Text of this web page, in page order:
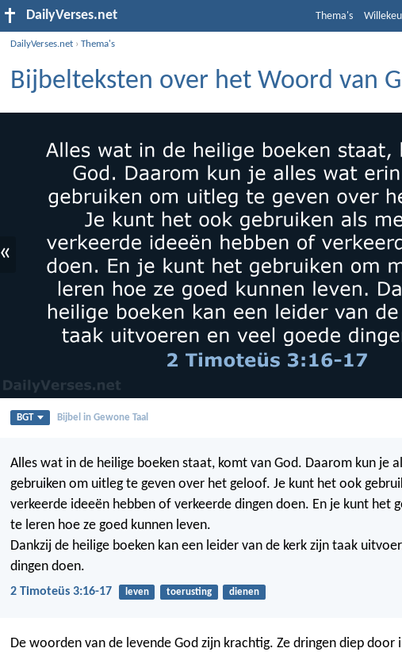
DailyVerses.net Thema's
DailyVerses.net ›Thema's
Bijbelteksten over het Woord van
«
BGT Bijbel in Gewone Taal
Alles wat in de heilige boeken staat, komt van God. Daarom kun je
gebruiken om uitleg te geven over het geloof. Je kunt het ook
verkeerde ideeën hebben of verkeerde dingen doen. En je kunt het
te leren hoe ze goed kunnen leven.
Dankzij de heilige boeken kan een leider van de kerk zijn taak
dingen doen.
2 Timoteüs 3:16-17 leven toerusting dienen
De woorden van de levende God zijn krachtig. Ze dringen diep door